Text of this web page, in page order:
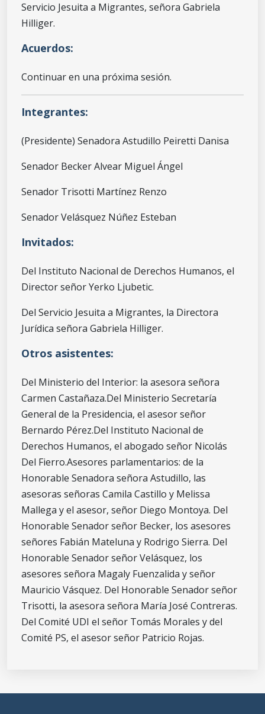
Servicio Jesuita a Migrantes, señora Gabriela
Hilliger.
Acuerdos:
Continuar en una próxima sesión.
Integrantes:
(Presidente) Senadora Astudillo Peiretti Danisa
Senador Becker Alvear Miguel Ángel
Senador Trisotti Martínez Renzo
Senador Velásquez Núñez Esteban
Invitados:
Del Instituto Nacional de Derechos Humanos, el
Director señor Yerko Ljubetic.
Del Servicio Jesuita a Migrantes, la Directora
Jurídica señora Gabriela Hilliger.
Otros asistentes:
Del Ministerio del Interior: la asesora señora
Carmen Castañaza.Del Ministerio Secretaría
General de la Presidencia, el asesor señor
Bernardo Pérez.Del Instituto Nacional de
Derechos Humanos, el abogado señor Nicolás
Del Fierro.Asesores parlamentarios: de la
Honorable Senadora señora Astudillo, las
asesoras señoras Camila Castillo y Melissa
Mallega y el asesor, señor Diego Montoya. Del
Honorable Senador señor Becker, los asesores
señores Fabián Mateluna y Rodrigo Sierra. Del
Honorable Senador señor Velásquez, los
asesores señora Magaly Fuenzalida y señor
Mauricio Vásquez. Del Honorable Senador señor
Trisotti, la asesora señora María José Contreras.
Del Comité UDI el señor Tomás Morales y del
Comité PS, el asesor señor Patricio Rojas.